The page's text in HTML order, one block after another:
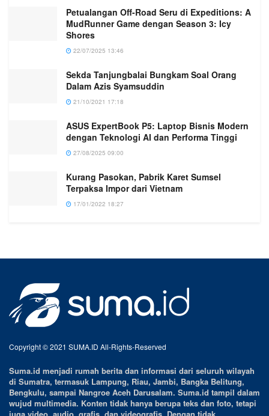
Petualangan Off-Road Seru di Expeditions: A
MudRunner Game dengan Season 3: Icy
Shores
22/07/2025 13:46
Sekda Tanjungbalai Bungkam Soal Orang
Dalam Azis Syamsuddin
21/10/2021 17:18
ASUS ExpertBook P5: Laptop Bisnis Modern
dengan Teknologi AI dan Performa Tinggi
27/08/2025 09:00
Kurang Pasokan, Pabrik Karet Sumsel
Terpaksa Impor dari Vietnam
17/01/2022 18:27
Copyright © 2021 SUMA.ID All-Rights-Reserved
Suma.id menjadi rumah berita dan informasi dari seluruh wilayah
di Sumatra, termasuk Lampung, Riau, Jambi, Bangka Belitung,
Bengkulu, sampai Nangroe Aceh Darusalam. Suma.id tampil dalam
wujud multimedia. Konten tidak hanya berupa teks dan foto, tetapi
juga video, audio, grafis, dan videografis. Dengan tidak